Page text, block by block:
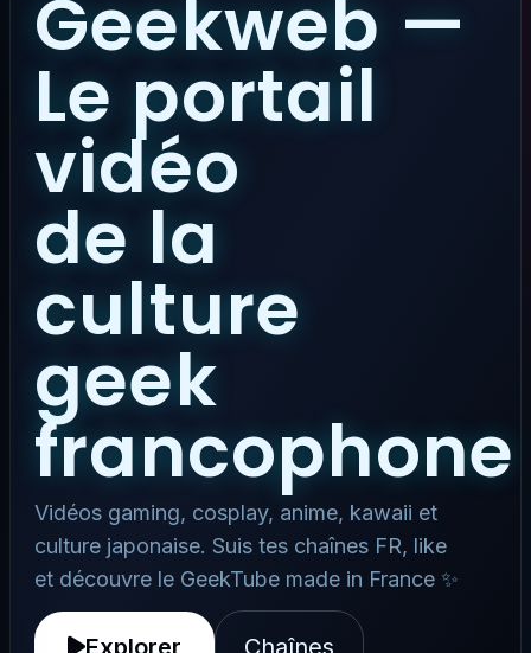
Geekweb —
Le portail
vidéo
de la
culture
geek
francophone
Vidéos gaming, cosplay, anime, kawaii et
culture japonaise. Suis tes chaînes FR, like
et découvre le GeekTube made in France ✨
Explorer Chaînes